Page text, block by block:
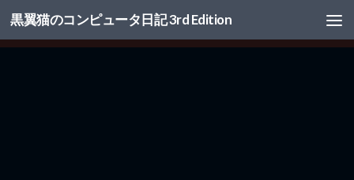
コンテンツへスキップ
黒翼猫のコンピュータ日記 3rd Edition